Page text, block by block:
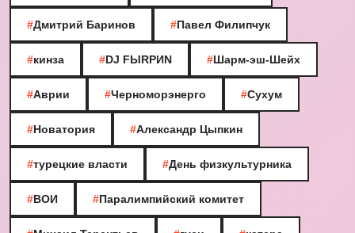
#Дмитрий Баринов #Павел Филипчук
#кинза #DJ FЫRРИN #Шарм-эш-Шейх
#Аврии #Черноморэнерго #Сухум
#Новатория #Александр Цыпкин
#турецкие власти #День физкультурника
#ВОИ #Паралимпийский комитет